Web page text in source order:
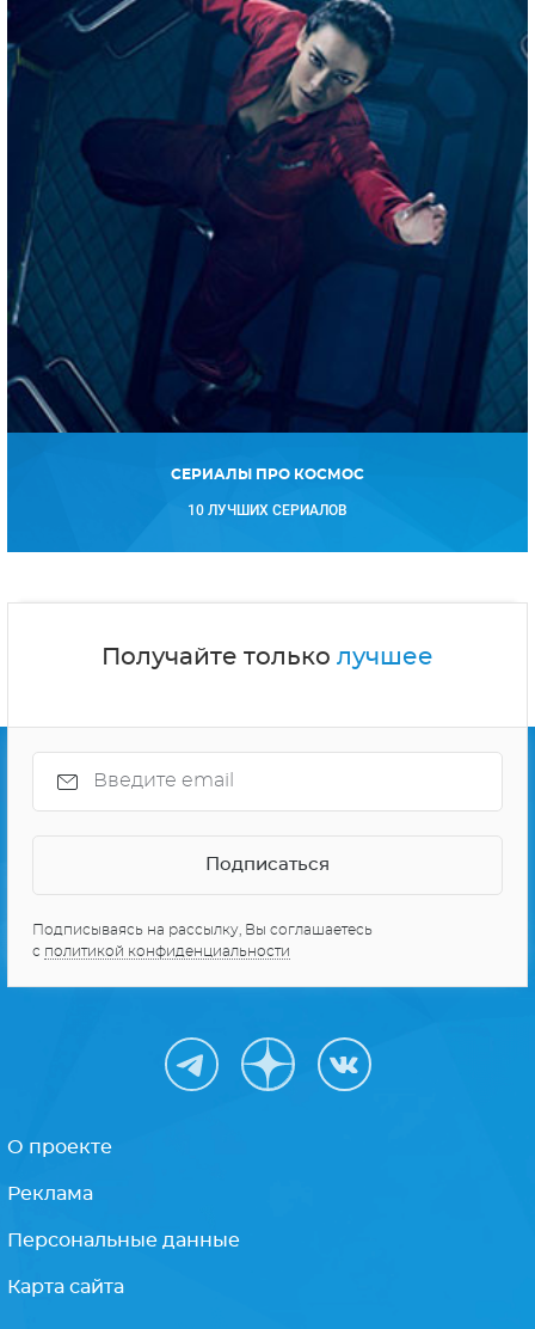
СЕРИАЛЫ ПРО КОСМОС
10 ЛУЧШИХ СЕРИАЛОВ
Получайте только лучшее
Подписываясь на рассылку, Вы соглашаетесь
с политикой конфиденциальности
О проекте
Реклама
Персональные данные
Карта сайта